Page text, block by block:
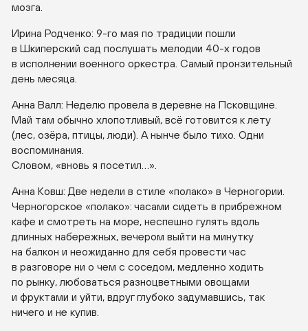
мозга.
Ирина Родченко: 9-го мая по традиции пошли
в Шкиперский сад послушать мелодии 40-х годов
в исполнении военного оркестра. Самый пронзительный
день месяца.
Анна Валл: Неделю провела в деревне на Псковщине.
Май там обычно хлопотливый, всё готовится к лету
(лес, озёра, птицы, люди). А нынче было тихо. Одни
воспоминания.
Словом, «вновь я посетил…».
Анна Ковш: Две недели в стиле «полако» в Черногории.
Черногорское «полако»: часами сидеть в прибрежном
кафе и смотреть на море, неспешно гулять вдоль
длинных набережных, вечером выйти на минутку
на балкон и неожиданно для себя провести час
в разговоре ни о чем с соседом, медленно ходить
по рынку, любоваться разноцветными овощами
и фруктами и уйти, вдруг глубоко задумавшись, так
ничего и не купив.